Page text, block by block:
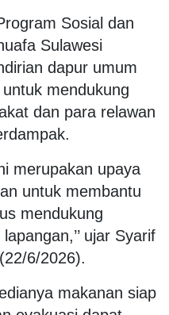
Sosial dan
Sulawesi
dapur umum
mendukung
dan para relawan
merupakan upaya
untuk membantu
mendukung
ujar Syarif
6/2026).
makanan siap